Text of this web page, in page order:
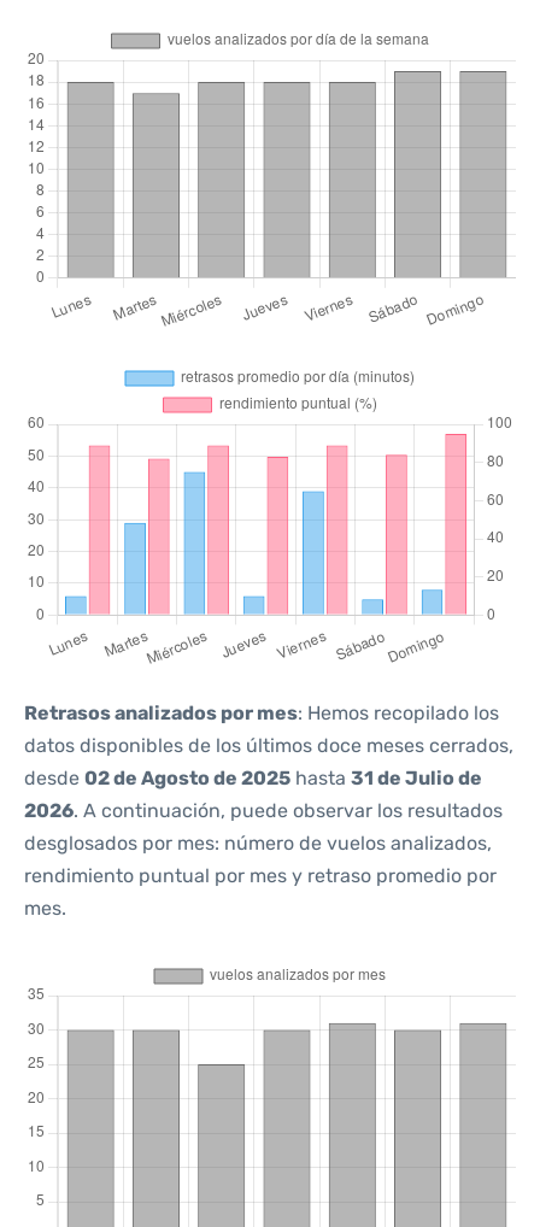
Retrasos analizados por mes: Hemos recopilado los
datos disponibles de los últimos doce meses cerrados,
desde 02 de Agosto de 2025 hasta 31 de Julio de
2026. A continuación, puede observar los resultados
desglosados por mes: número de vuelos analizados,
rendimiento puntual por mes y retraso promedio por
mes.